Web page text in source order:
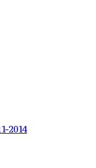
2014